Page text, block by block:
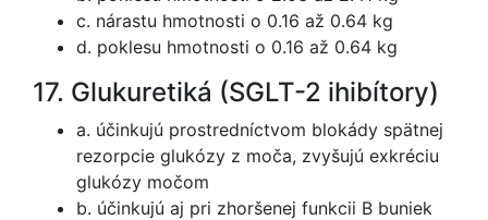
c. nárastu hmotnosti o 0.16 až 0.64 kg
d. poklesu hmotnosti o 0.16 až 0.64 kg
17. Glukuretiká (SGLT-2 ihibítory)
a. účinkujú prostredníctvom blokády spätnej
rezorpcie glukózy z moča, zvyšujú exkréciu
glukózy močom
b. účinkujú aj pri zhoršenej funkcii B buniek